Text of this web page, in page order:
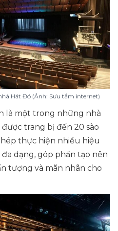
Hát Đó (Ảnh: Sưu tầm internet)
là một trong những nhà
trang bị đến 20 sào
thực hiện nhiều hiệu
dạng, góp phần tạo nên
tượng và mãn nhãn cho